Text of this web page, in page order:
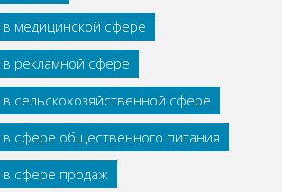
медицинской сфере
рекламной сфере
сельскохозяйственной сфере
сфере общественного питания
в сфере продаж